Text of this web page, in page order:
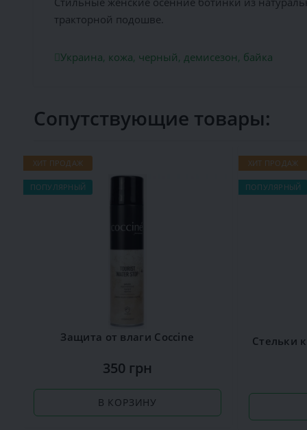
тракторной подошве.
Украина, кожа, черный, демисезон, байка
Сопутствующие товары:
ХИТ ПРОДАЖ
ПОПУЛЯРНЫЙ
Защита от влаги Сoccine
350 грн
В КОРЗИНУ
ХИТ ПРОДАЖ
ПОПУЛЯРНЫЙ